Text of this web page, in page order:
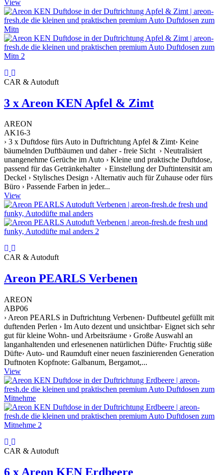
View
CAR & Autoduft
3 x Areon KEN Apfel & Zimt
AREON
AK16-3
› 3 x Duftdose fürs Auto in Duftrichtung Apfel & Zimt› Keine
bäumelnden Duftbäumen und daher - freie Sicht › Neutralisiert
unangenehme Gerüche im Auto › Kleine und praktische Duftdose,
passend für das Getränkehalter › Einstellung der Duftintensität am
Deckel › Stylisches Design › Alternativ auch für Zuhause oder fürs
Büro › Passende Farben in jeder...
View
CAR & Autoduft
Areon PEARLS Verbenen
AREON
ABP06
› Areon PEARLS in Duftrichtung Verbenen› Duftbeutel gefüllt mit
duftenden Perlen › Im Auto dezent und unsichtbar› Eignet sich sehr
gut für kleine Wohn- und Arbeitsräume › Große Auswahl an
langanhaltenden und erlesenenen natürlichen Düfte› Fruchtig süße
Düfte› Auto- und Raumduft einer neuen faszinierenden Generation
Duftnoten Kopfnote: Galbanum, Bergamot,...
View
CAR & Autoduft
6 x Areon KEN Erdbeere